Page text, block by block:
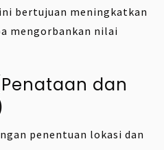
bertujuan meningkatkan
mengorbankan nilai
dan
penentuan lokasi dan